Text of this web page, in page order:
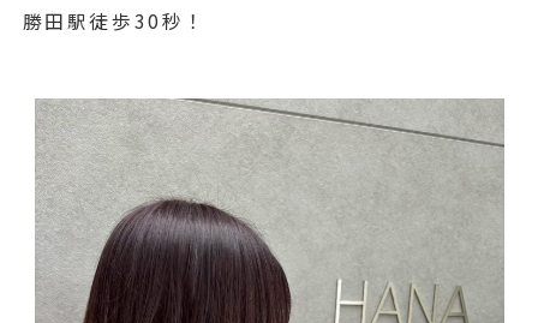
勝田駅徒歩30秒！